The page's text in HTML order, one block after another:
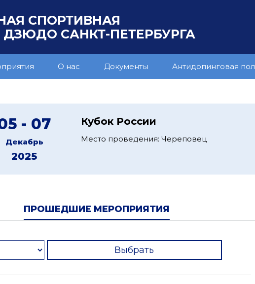
СПОРТИВНАЯ
САНКТ-ПЕТЕРБУРГА
О нас Документы Антидопинговая
- 07
Декабрь
2025
Кубок России
Место проведения: Череповец
ПРОШЕДШИЕ МЕРОПРИЯТИЯ
Выбрать